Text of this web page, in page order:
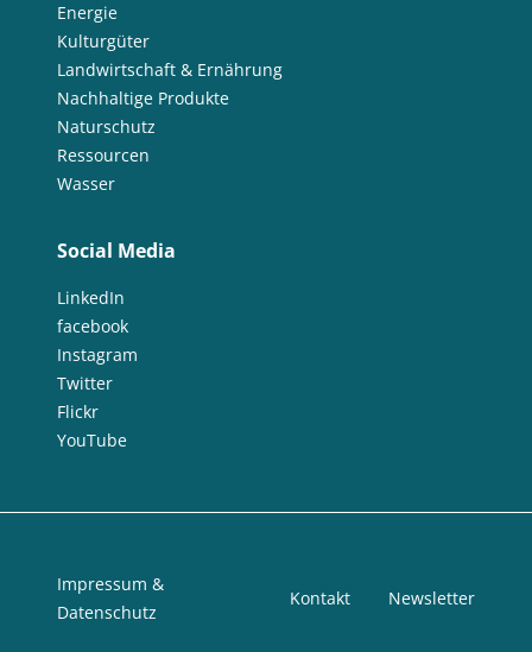
Energie
Kulturgüter
Landwirtschaft & Ernährung
Nachhaltige Produkte
Naturschutz
Ressourcen
Wasser
Social Media
LinkedIn
facebook
Instagram
Twitter
Flickr
YouTube
Impressum &
Datenschutz
Kontakt Newsletter